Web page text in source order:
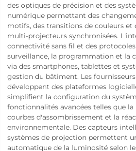
des optiques de précision et des
numérique permettant des
motifs, des transitions de couleurs et
multi-projecteurs synchronisées.
connectivité sans fil et des
surveillance, la programmation et la
via des smartphones, tablettes et
gestion du bâtiment. Les
développent des plateformes
simplifient la configuration du
fonctionnalités avancées telles que
courbes d'assombrissement et la
environnementale. Des capteurs
systèmes de projection permettent
automatique de la luminosité selon